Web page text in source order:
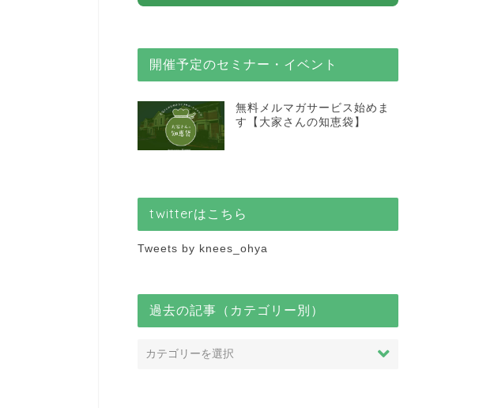
開催予定のセミナー・イベント
無料メルマガサービス始めま
す【大家さんの知恵袋】
twitterはこちら
Tweets by knees_ohya
過去の記事（カテゴリー別）